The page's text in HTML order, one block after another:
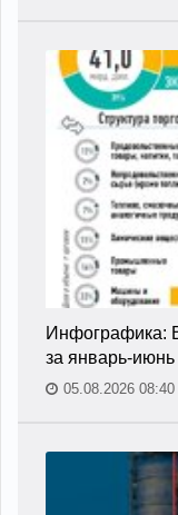
Инфографика:
за январь-июнь
05.08.2026 08:40